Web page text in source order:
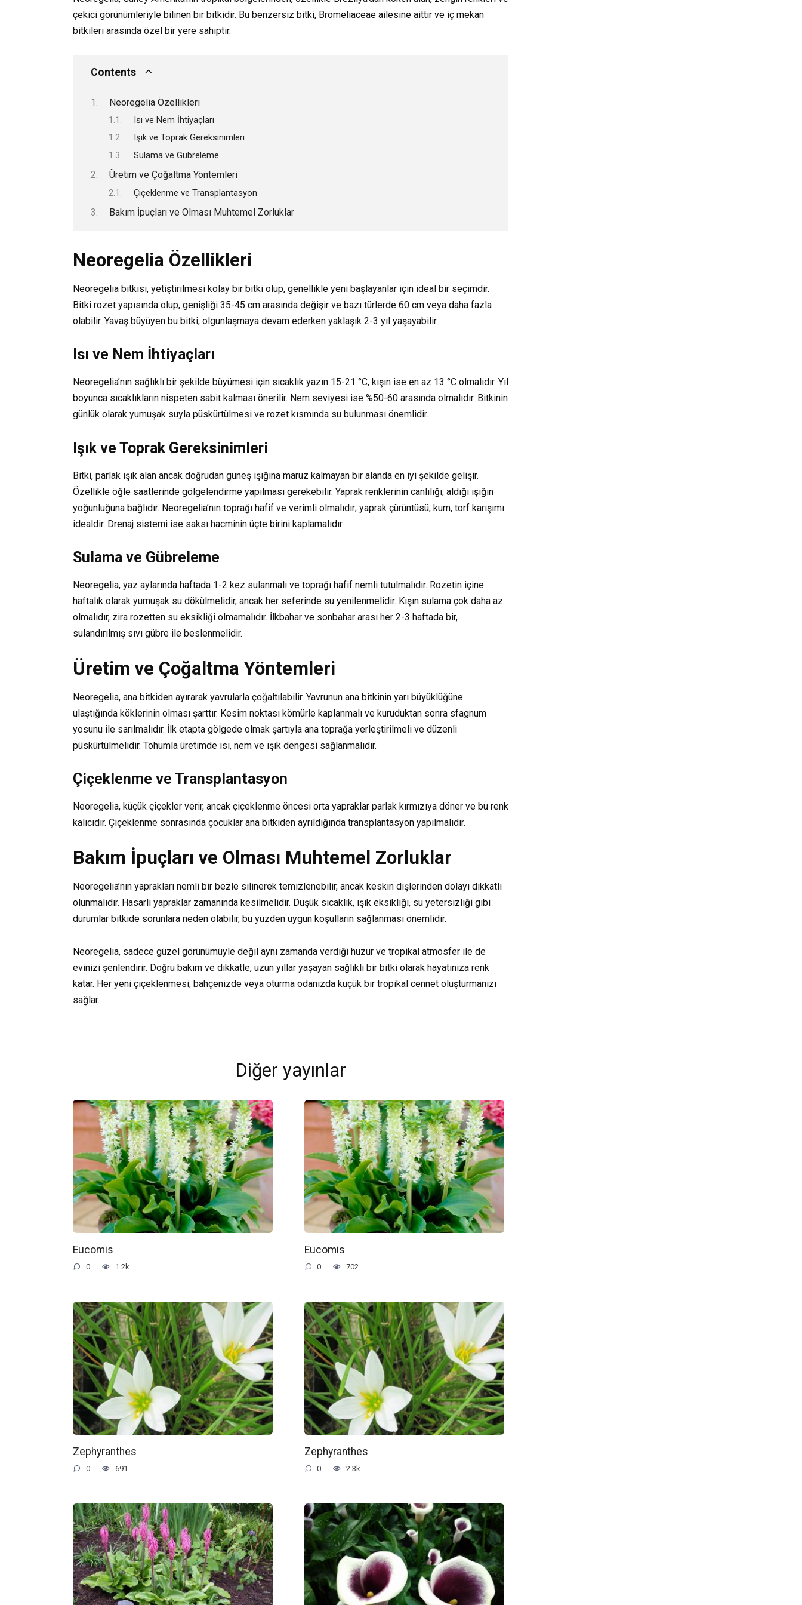
çekici görünümleriyle bilinen bir bitkidir. Bu benzersiz bitki, Bromeliaceae ailesine aittir ve iç mekan
bitkileri arasında özel bir yere sahiptir.
Contents
Neoregelia Özellikleri
Isı ve Nem İhtiyaçları
Işık ve Toprak Gereksinimleri
Sulama ve Gübreleme
Üretim ve Çoğaltma Yöntemleri
Çiçeklenme ve Transplantasyon
Bakım İpuçları ve Olması Muhtemel Zorluklar
Neoregelia Özellikleri
Neoregelia bitkisi, yetiştirilmesi kolay bir bitki olup, genellikle yeni başlayanlar için ideal bir seçimdir.
Bitki rozet yapısında olup, genişliği 35-45 cm arasında değişir ve bazı türlerde 60 cm veya daha fazla
olabilir. Yavaş büyüyen bu bitki, olgunlaşmaya devam ederken yaklaşık 2-3 yıl yaşayabilir.
Isı ve Nem İhtiyaçları
Neoregelia’nın sağlıklı bir şekilde büyümesi için sıcaklık yazın 15-21 °C, kışın ise en az 13 °C olmalıdır. Yıl
boyunca sıcaklıkların nispeten sabit kalması önerilir. Nem seviyesi ise %50-60 arasında olmalıdır. Bitkinin
günlük olarak yumuşak suyla püskürtülmesi ve rozet kısmında su bulunması önemlidir.
Işık ve Toprak Gereksinimleri
Bitki, parlak ışık alan ancak doğrudan güneş ışığına maruz kalmayan bir alanda en iyi şekilde gelişir.
Özellikle öğle saatlerinde gölgelendirme yapılması gerekebilir. Yaprak renklerinin canlılığı, aldığı ışığın
yoğunluğuna bağlıdır. Neoregelia’nın toprağı hafif ve verimli olmalıdır; yaprak çürüntüsü, kum, torf karışımı
idealdir. Drenaj sistemi ise saksı hacminin üçte birini kaplamalıdır.
Sulama ve Gübreleme
Neoregelia, yaz aylarında haftada 1-2 kez sulanmalı ve toprağı hafif nemli tutulmalıdır. Rozetin içine
haftalık olarak yumuşak su dökülmelidir, ancak her seferinde su yenilenmelidir. Kışın sulama çok daha az
olmalıdır, zira rozetten su eksikliği olmamalıdır. İlkbahar ve sonbahar arası her 2-3 haftada bir,
sulandırılmış sıvı gübre ile beslenmelidir.
Üretim ve Çoğaltma Yöntemleri
Neoregelia, ana bitkiden ayırarak yavrularla çoğaltılabilir. Yavrunun ana bitkinin yarı büyüklüğüne
ulaştığında köklerinin olması şarttır. Kesim noktası kömürle kaplanmalı ve kuruduktan sonra sfagnum
yosunu ile sarılmalıdır. İlk etapta gölgede olmak şartıyla ana toprağa yerleştirilmeli ve düzenli
püskürtülmelidir. Tohumla üretimde ısı, nem ve ışık dengesi sağlanmalıdır.
Çiçeklenme ve Transplantasyon
Neoregelia, küçük çiçekler verir, ancak çiçeklenme öncesi orta yapraklar parlak kırmızıya döner ve bu renk
kalıcıdır. Çiçeklenme sonrasında çocuklar ana bitkiden ayrıldığında transplantasyon yapılmalıdır.
Bakım İpuçları ve Olması Muhtemel Zorluklar
Neoregelia’nın yaprakları nemli bir bezle silinerek temizlenebilir, ancak keskin dişlerinden dolayı dikkatli
olunmalıdır. Hasarlı yapraklar zamanında kesilmelidir. Düşük sıcaklık, ışık eksikliği, su yetersizliği gibi
durumlar bitkide sorunlara neden olabilir, bu yüzden uygun koşulların sağlanması önemlidir.
Neoregelia, sadece güzel görünümüyle değil aynı zamanda verdiği huzur ve tropikal atmosfer ile de
evinizi şenlendirir. Doğru bakım ve dikkatle, uzun yıllar yaşayan sağlıklı bir bitki olarak hayatınıza renk
katar. Her yeni çiçeklenmesi, bahçenizde veya oturma odanızda küçük bir tropikal cennet oluşturmanızı
sağlar.
Diğer yayınlar
Eucomis
0 1.2k.
Eucomis
0 702
Zephyranthes
0 691
Zephyranthes
0 2.3k.